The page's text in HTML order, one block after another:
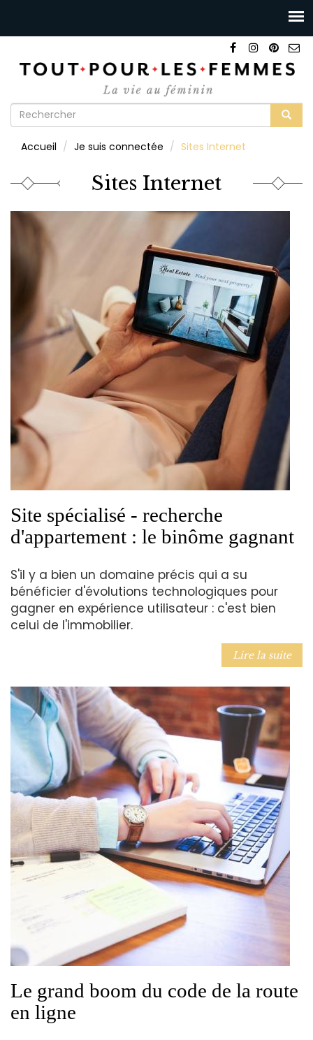
Formulaire
recherche
Accueil Je suis connectée Sites Internet
Sites Internet
Site spécialisé - recherche
d'appartement : le binôme gagnant
S'il y a bien un domaine précis qui a su
bénéficier d'évolutions technologiques pour
gagner en expérience utilisateur : c'est bien
celui de l'immobilier.
Lire la suite
Le grand boom du code de la route
en ligne